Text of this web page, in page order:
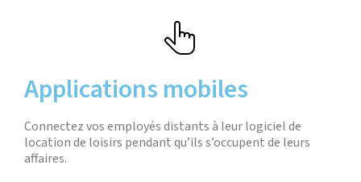
Applications mobiles
Connectez vos employés distants à leur logiciel de
location de loisirs pendant qu’ils s’occupent de leurs
affaires.